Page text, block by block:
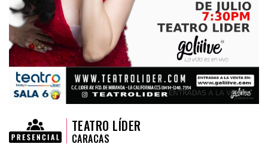
TEATRO LÍDER
CARACAS